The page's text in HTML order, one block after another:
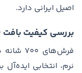
اصیل ایرانی دارد.
بررسی کیفیت بافت (700
نرم، انتخابی